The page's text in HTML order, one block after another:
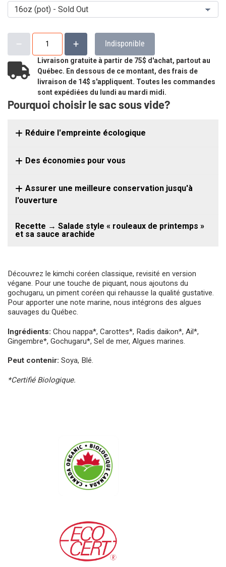
Indisponible
Livraison gratuite à partir de 75$ d'achat, partout au
Québec. En dessous de ce montant, des frais de
livraison de 14$ s'appliquent. Toutes les commandes
sont expédiées du lundi au mardi midi.
Pourquoi choisir le sac sous vide?
Réduire l'empreinte écologique
Des économies pour vous
Assurer une meilleure conservation jusqu'à
l'ouverture
Recette → Salade style « rouleaux de printemps »
et sa sauce arachide
Découvrez le kimchi coréen classique, revisité en version
végane. Pour une touche de piquant, nous ajoutons du
gochugaru, un piment coréen qui rehausse la qualité gustative.
Pour apporter une note marine, nous intégrons des algues
sauvages du Québec.
Ingrédients: Chou nappa*, Carottes*, Radis daikon*, Ail*,
Gingembre*, Gochugaru*, Sel de mer, Algues marines.
Peut contenir: Soya, Blé.
*Certifié Biologique.